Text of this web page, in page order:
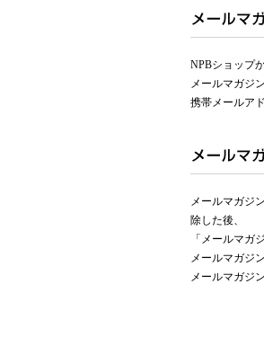
NPBショップ
メールマガジ
携帯メールア
メールマガジ
除した後、
「メールマガ
メールマガジ
メールマガジ